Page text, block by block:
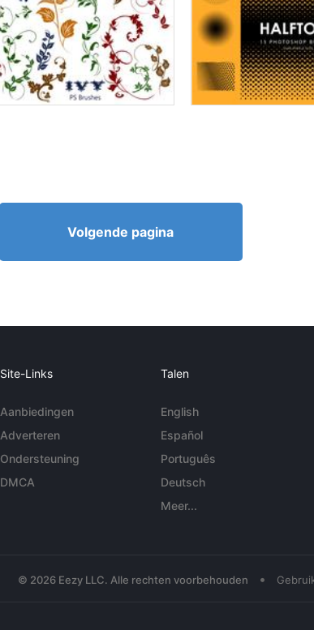
Volgende pagina
Site-Links
Aanbiedingen
Adverteren
Ondersteuning
DMCA
Talen
English
Español
Português
Deutsch
Meer...
© 2026 Eezy LLC. Alle rechten voorbehouden •